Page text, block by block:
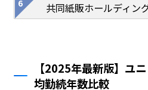
共同紙販ホールディン
【2025年最新版】ユ
均勤続年数比較